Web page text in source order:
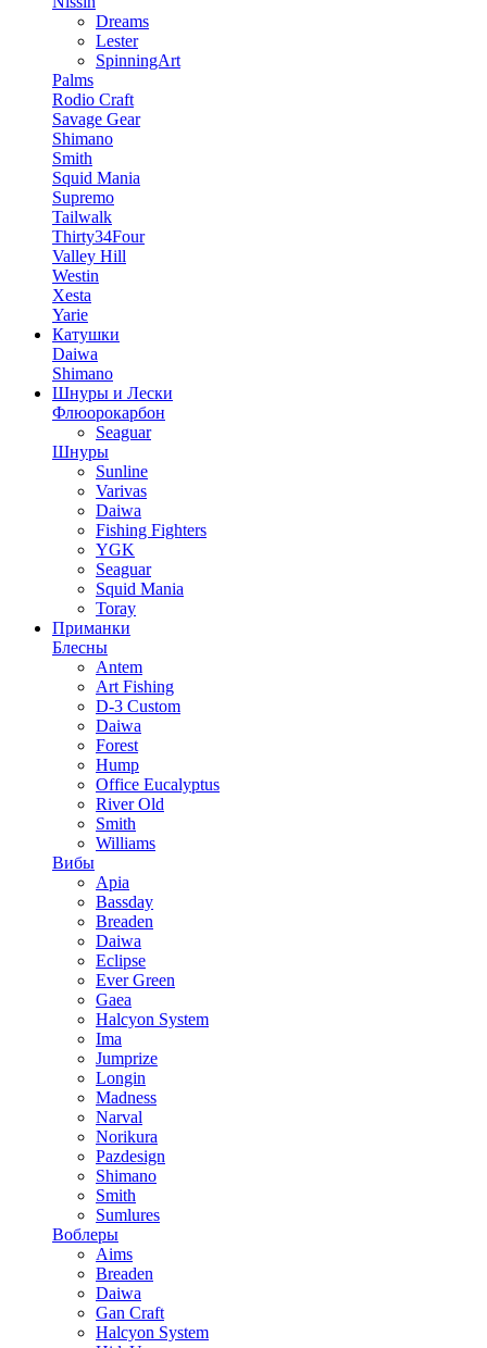
Dreams
Lester
SpinningArt
Palms
Rodio Craft
Savage Gear
Shimano
Smith
Squid Mania
Supremo
Tailwalk
Thirty34Four
Valley Hill
Westin
Xesta
Yarie
Катушки
Daiwa
Shimano
Шнуры и Лески
Флюорокарбон
Seaguar
Шнуры
Sunline
Varivas
Daiwa
Fishing Fighters
YGK
Seaguar
Squid Mania
Toray
Приманки
Блесны
Antem
Art Fishing
D-3 Custom
Daiwa
Forest
Hump
Office Eucalyptus
River Old
Smith
Williams
Вибы
Apia
Bassday
Breaden
Daiwa
Eclipse
Ever Green
Gaea
Halcyon System
Ima
Jumprize
Longin
Madness
Narval
Norikura
Pazdesign
Shimano
Smith
Sumlures
Воблеры
Aims
Breaden
Daiwa
Gan Craft
Halcyon System